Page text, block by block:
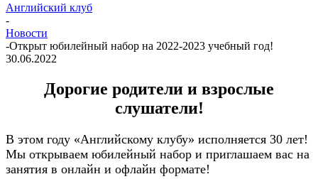
Английский клуб
-
Новости
-Открыт юбилейный набор на 2022-2023 учебный год!
30.06.2022
Дорогие родители и взрослые
слушатели!
В этом году «Английскому клубу» исполняется 30 лет!
Мы открываем юбилейный набор и приглашаем вас на
занятия в онлайн и офлайн формате!